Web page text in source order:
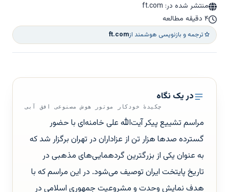
منتشر شده در: ft.com
۴ دقیقه مطالعه
ترجمه و بازنویسی هوشمند ازft.com
در یک نگاه
چکیدهٔ خودکار موتور هوش مصنوعی افق آبی
مراسم تشییع پیکر آیت‌الله علی خامنه‌ای با حضور
گسترده صدها هزار تن از عزاداران در تهران برگزار شد که
به عنوان یکی از بزرگترین گردهمایی‌های مذهبی در
تاریخ پایتخت ایران توصیف می‌شود. در این مراسم که با
هدف نمایش وحدت و مشروعیت جمهوری اسلامی در